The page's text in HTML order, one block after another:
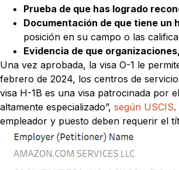
Prueba de que has logrado
Documentación de que tiene
posición en su campo o las
Evidencia de que
Una vez aprobada, la visa O-1 le
febrero de 2024, los centros de
visa H-1B es una visa patrocinada por
altamente especializado”, según USCIS.
empleador y puesto deben requerir el